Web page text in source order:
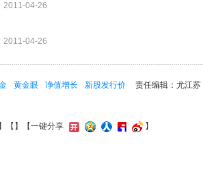
2011-04-26
2011-04-26
责任编辑：尤江苏
黄金眼 净值增长
新股发行价
】【 】 【一键分享 】